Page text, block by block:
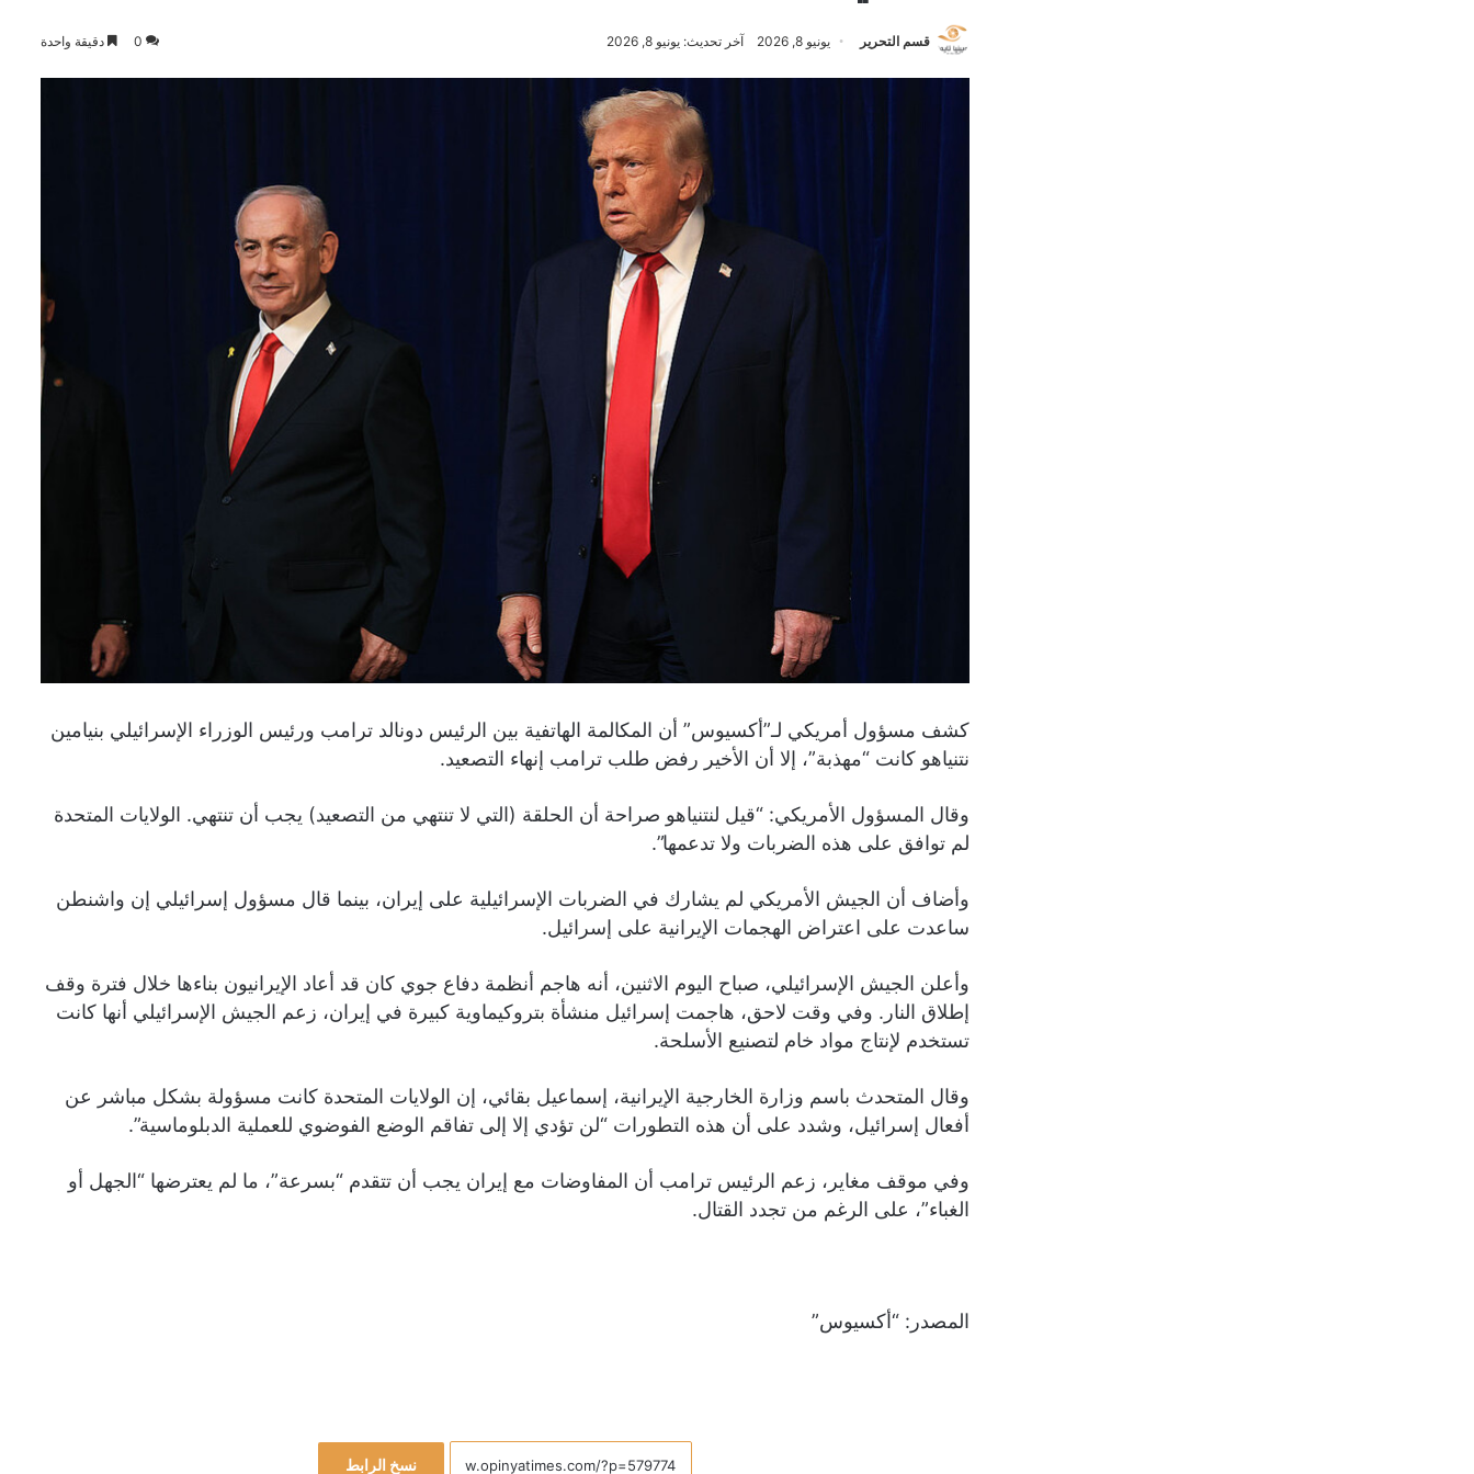
قسم التحرير يونيو 8, 2026 آخر تحديث: يونيو 8, 2026 0 دقيقة واحدة
كشف مسؤول أمريكي لـ”أكسيوس” أن المكالمة الهاتفية بين الرئيس دونالد ترامب ورئيس الوزراء الإسرائيلي بنيامين
نتنياهو كانت “مهذبة”، إلا أن الأخير رفض طلب ترامب إنهاء التصعيد.
وقال المسؤول الأمريكي: “قيل لنتنياهو صراحة أن الحلقة (التي لا تنتهي من التصعيد) يجب أن تنتهي. الولايات المتحدة
لم توافق على هذه الضربات ولا تدعمها”.
وأضاف أن الجيش الأمريكي لم يشارك في الضربات الإسرائيلية على إيران، بينما قال مسؤول إسرائيلي إن واشنطن
ساعدت على اعتراض الهجمات الإيرانية على إسرائيل.
وأعلن الجيش الإسرائيلي، صباح اليوم الاثنين، أنه هاجم أنظمة دفاع جوي كان قد أعاد الإيرانيون بناءها خلال فترة وقف
إطلاق النار. وفي وقت لاحق، هاجمت إسرائيل منشأة بتروكيماوية كبيرة في إيران، زعم الجيش الإسرائيلي أنها كانت
تستخدم لإنتاج مواد خام لتصنيع الأسلحة.
وقال المتحدث باسم وزارة الخارجية الإيرانية، إسماعيل بقائي، إن الولايات المتحدة كانت مسؤولة بشكل مباشر عن
أفعال إسرائيل، وشدد على أن هذه التطورات “لن تؤدي إلا إلى تفاقم الوضع الفوضوي للعملية الدبلوماسية”.
وفي موقف مغاير، زعم الرئيس ترامب أن المفاوضات مع إيران يجب أن تتقدم “بسرعة”، ما لم يعترضها “الجهل أو
الغباء”، على الرغم من تجدد القتال.
المصدر: “أكسيوس”
نسخ الرابط